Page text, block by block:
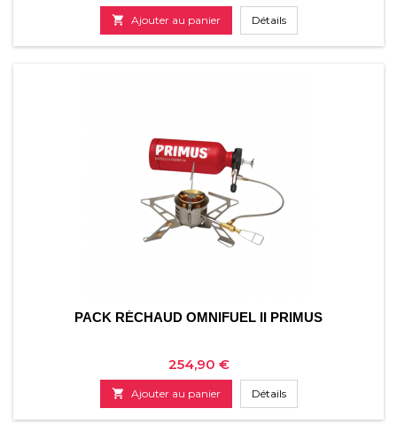
 Ajouter au panier Détails
PACK RÉCHAUD OMNIFUEL II PRIMUS
Prix
254,90 €
 Ajouter au panier Détails